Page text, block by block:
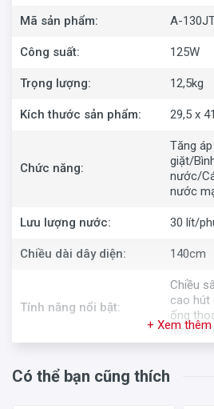
Mã sản phẩm: A-
Công suất: 125W
Trọng lượng: 12,5kg
Kích thước sản phẩm: 29,5 x
Chức năng:
Tăng
giặt/
nước/
nước
Lưu lượng nước: 30 lít/
Chiều dài dây diện: 140cm
Tính năng nổi bật:
Chiều
cao hút
ống
nước
+ Xem thêm
Có thể bạn cũng thích